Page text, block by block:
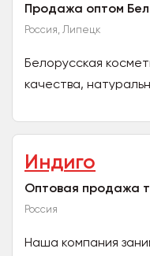
Продажа оптом
Россия, Липецк
Белорусская
качества,
занимается
Индиго
Оптовая продажа
Россия
Наша компания